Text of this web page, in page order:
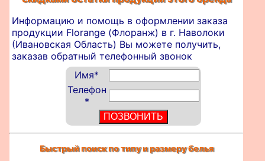
Информацию и помощь в оформлении заказа
продукции Florange (Флоранж) в г. Наволоки
(Ивановская Область) Вы можете получить,
заказав обратный телефонный звонок
Имя*
Телефон
*
Быстрый поиск по типу и размеру белья